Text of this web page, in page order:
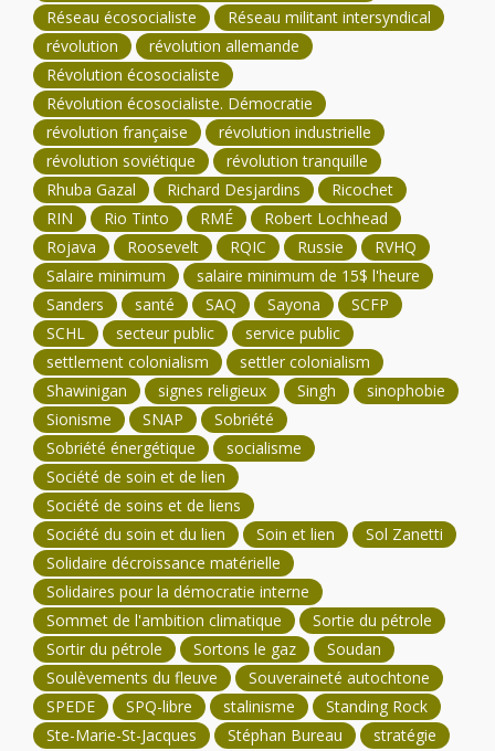
Réseau écosocialiste
Réseau militant intersyndical
révolution
révolution allemande
Révolution écosocialiste
Révolution écosocialiste. Démocratie
révolution française
révolution industrielle
révolution soviétique
révolution tranquille
Rhuba Gazal
Richard Desjardins
Ricochet
RIN
Rio Tinto RMÉ
Robert Lochhead
Rojava
Roosevelt RQIC Russie
RVHQ
Salaire minimum
salaire minimum de 15$ l'heure
Sanders
santé SAQ Sayona
SCFP
SCHL
secteur public
service public
settlement colonialism
settler colonialism
Shawinigan
signes religieux Singh
sinophobie
Sionisme
SNAP
Sobriété
Sobriété énergétique
socialisme
Société de soin et de lien
Société de soins et de liens
Société du soin et du lien
Soin et lien
Sol Zanetti
Solidaire décroissance matérielle
Solidaires pour la démocratie interne
Sommet de l'ambition climatique
Sortie du pétrole
Sortir du pétrole
Sortons le gaz
Soudan
Soulèvements du fleuve
Souveraineté autochtone
SPEDE
SPQ-libre stalinisme
Standing Rock
Ste-Marie-St-Jacques
Stéphan Bureau
stratégie